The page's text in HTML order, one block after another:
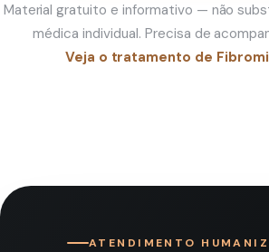
Material gratuito e informativo — não
médica individual. Precisa de
Veja o tratamento de
ATENDIMENTO